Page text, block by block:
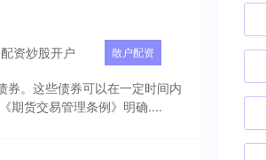
配资炒股开户 散户配资
券。这些债券可以在一定时间内
期货交易管理条例》明确....